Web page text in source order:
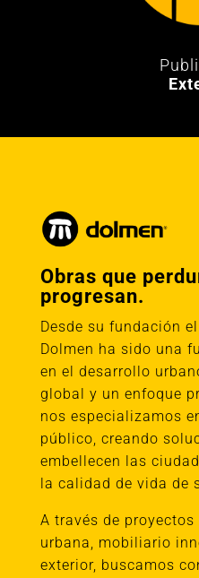
Obras que
progresan.
Desde su fundación
Dolmen ha sido una
en el desarrollo
global y un enfoque
nos especializamos
público, creando
embellecen las
la calidad de vida de
A través de
urbana, mobiliario
exterior, buscamos